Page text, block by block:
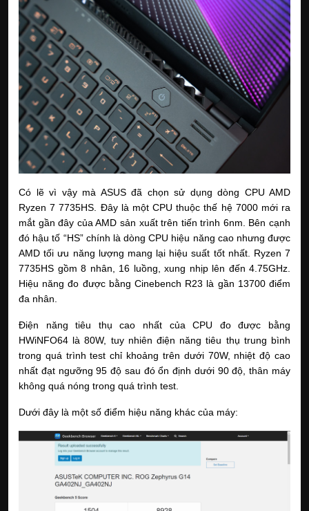
Có lẽ vì vậy mà ASUS đã chọn sử dụng dòng CPU AMD
Ryzen 7 7735HS. Đây là một CPU thuộc thế hệ 7000 mới ra
mắt gần đây của AMD sản xuất trên tiến trình 6nm. Bên cạnh
đó hậu tố “HS” chính là dòng CPU hiệu năng cao nhưng được
AMD tối ưu năng lượng mang lại hiệu suất tốt nhất. Ryzen 7
7735HS gồm 8 nhân, 16 luồng, xung nhịp lên đến 4.75GHz.
Hiệu năng đo được bằng Cinebench R23 là gần 13700 điểm
đa nhân.
Điện năng tiêu thụ cao nhất của CPU đo được bằng
HWiNFO64 là 80W, tuy nhiên điện năng tiêu thụ trung bình
trong quá trình test chỉ khoảng trên dưới 70W, nhiệt độ cao
nhất đạt ngưỡng 95 độ sau đó ổn định dưới 90 độ, thân máy
không quá nóng trong quá trình test.
Dưới đây là một số điểm hiệu năng khác của máy: